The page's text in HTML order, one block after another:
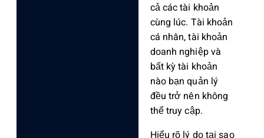
cả các tài khoản
cùng lúc. Tài khoản
cá nhân, tài khoản
doanh nghiệp và
bất kỳ tài khoản
nào bạn quản lý
đều trở nên không
thể truy cập.
Hiểu rõ lý do tại sao